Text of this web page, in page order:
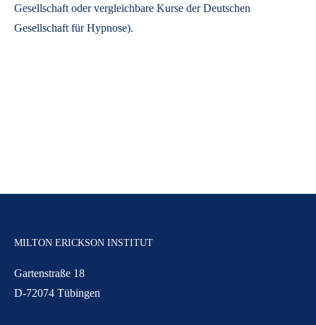
Gesellschaft oder vergleichbare Kurse der Deutschen
Gesellschaft für Hypnose).
MILTON ERICKSON INSTITUT
Gartenstraße 18
D-72074 Tübingen